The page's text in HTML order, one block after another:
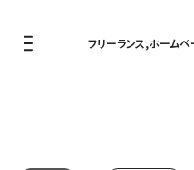
フリーランス,ホーム